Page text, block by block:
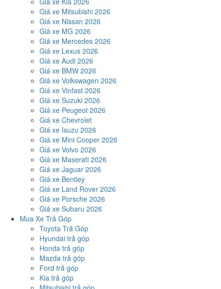
Giá xe Mitsubishi 2026
Giá xe Nissan 2026
Giá xe MG 2026
Giá xe Mercedes 2026
Giá xe Lexus 2026
Giá xe Audi 2026
Giá xe BMW 2026
Giá xe Volkswagen 2026
Giá xe Vinfast 2026
Giá xe Suzuki 2026
Giá xe Peugeot 2026
Giá xe Chevrolet
Giá xe Isuzu 2026
Giá xe Mini Cooper 2026
Giá xe Volvo 2026
Giá xe Maserati 2026
Giá xe Jaguar 2026
Giá xe Bentley
Giá xe Land Rover 2026
Giá xe Porsche 2026
Giá xe Subaru 2026
Mua Xe Trả Góp
Toyota Trả Góp
Hyundai trả góp
Honda trả góp
Mazda trả góp
Ford trả góp
Kia trả góp